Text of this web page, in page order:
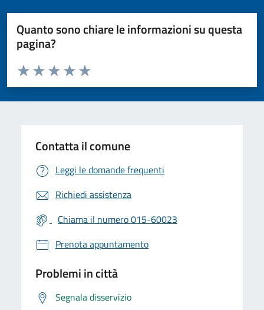
Quanto sono chiare le informazioni su questa
pagina?
Valuta da 1 a 5 stelle la pagina
Valuta 5 stelle su 5
Valuta 4 stelle su 5
Valuta 3 stelle su 5
Valuta 2 stelle su 5
Valuta 1 stelle su 5
Contatta il comune
Leggi le domande frequenti
Richiedi assistenza
Chiama il numero 015-60023
Prenota appuntamento
Problemi in città
Segnala disservizio